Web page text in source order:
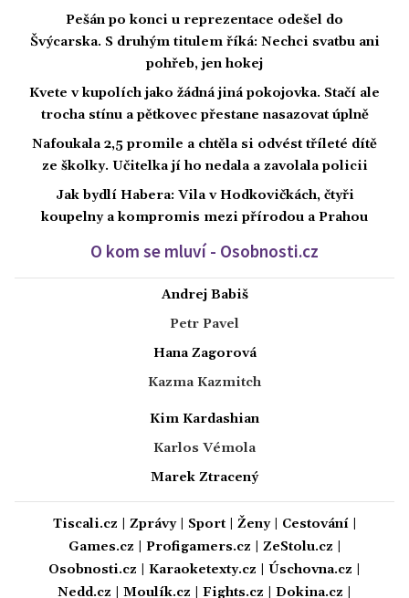
Pešán po konci u reprezentace odešel do
Švýcarska. S druhým titulem říká: Nechci svatbu ani
pohřeb, jen hokej
Kvete v kupolích jako žádná jiná pokojovka. Stačí ale
trocha stínu a pětkovec přestane nasazovat úplně
Nafoukala 2,5 promile a chtěla si odvést tříleté dítě
ze školky. Učitelka jí ho nedala a zavolala policii
Jak bydlí Habera: Vila v Hodkovičkách, čtyři
koupelny a kompromis mezi přírodou a Prahou
O kom se mluví - Osobnosti.cz
Andrej Babiš
Petr Pavel
Hana Zagorová
Kazma Kazmitch
Kim Kardashian
Karlos Vémola
Marek Ztracený
Tiscali.cz Zprávy| Sport| Ženy| Cestování|
Games.cz
Profigamers.cz ZeStolu.cz
Osobnosti.cz
Karaoketexty.cz Úschovna.cz
Nedd.cz
Moulík.cz Fights.cz Dokina.cz